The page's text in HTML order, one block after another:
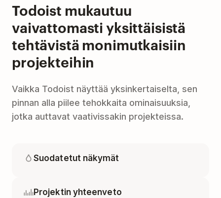
Todoist mukautuu
vaivattomasti yksittäisistä
tehtävistä monimutkaisiin
projekteihin
Vaikka Todoist näyttää yksinkertaiselta, sen
pinnan alla piilee tehokkaita ominaisuuksia,
jotka auttavat vaativissakin projekteissa.
Suodatetut näkymät
Projektin yhteenveto